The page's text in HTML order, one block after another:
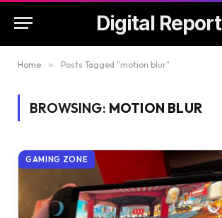
Digital Report
Home » Posts Tagged "motion blur"
BROWSING: MOTION BLUR
GAMING ZONE